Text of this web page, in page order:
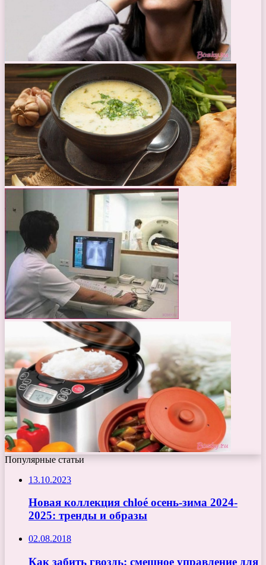
Популярные статьи
13.10.2023
Новая коллекция chloé осень-зима 2024-
2025: тренды и образы
02.08.2018
Как забить гвоздь: смешное управление для